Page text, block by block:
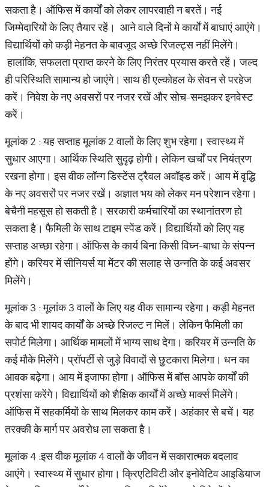
सकता है। ऑफिस में कार्यों को लेकर लापरवाही न बरतें। नई
जिम्मेदारियों के लिए तैयार रहें। आने वाले दिनों मे कार्यों में बाधाएं आएंगे।
विद्यार्थियों को कड़ी मेहनत के बावजूद अच्छे रिजल्ट्स नहीं मिलेंगे।
हालांकि, सफलता प्राप्त करने के लिए निरंतर प्रयास करते रहें। जल्द
ही परिस्थिति सामान्य हो जाएंगे। साथ ही एल्कोहल के सेवन से परहेज
करें। निवेश के नए अवसरों पर नजर रखें और सोच-समझकर इनवेस्ट
करें।
मूलांक 2 : यह सप्ताह मूलांक 2 वालों के लिए शुभ रहेगा। स्वास्थ्य में
सुधार आएगा। आर्थिक स्थिति सुदृढ़ होगी। लेकिन खर्चों पर नियंत्रण
रखना होगा। इस वीक लॉन्ग डिस्टेंस ट्रैवल अवॉइड करें। आय में वृद्धि
के नए अवसरों पर नजर रखें। अज्ञात भय को लेकर मन परेशान रहेगा।
बेचैनी महसूस हो सकती है। सरकारी कर्मचारियों का स्थानांतरण हो
सकता है। फैमिली के साथ टाइम स्पेंड करें। विद्यार्थियों को लिए यह
सप्ताह अच्छा रहेगा। ऑफिस के कार्य बिना किसी विघ्न-बाधा के संपन्न
होंगे। करियर में सीनियर्स या मेंटर की सलाह से उन्नति के कई अवसर
मिलेंगे।
मूलांक 3 : मूलांक 3 वालों के लिए यह वीक सामान्य रहेगा। कड़ी मेहनत
के बाद भी शायद कार्यों के अच्छे रिजल्ट न मिलें। लेकिन फैमिली का
सपोर्ट मिलेगा। आर्थिक मामलों में भाग्य साथ देगा। करियर में उन्नति के
कई मौके मिलेंगे। प्रॉपर्टी से जुड़े विवादों से छुटकारा मिलेगा। धन का
आवक बढ़ेगा। आय में इजाफा होगा। ऑफिस में बॉस आपके कार्यों की
प्रशंसा करेंगे। विद्यार्थियों को शैक्षिक कार्यों में अच्छे मार्क्स मिलेंगे।
ऑफिस में सहकर्मियों के साथ मिलकर काम करें। अहंकार से बचें। यह
तरक्की के मार्ग पर अवरोध ला सकता है।
मूलांक 4 :इस वीक मूलांक 4 वालों के जीवन में सकारात्मक बदलाव
आएंगे। स्वास्थ्य में सुधार होगा। क्रिएटिविटी और इनोवेटिव आइडियाज